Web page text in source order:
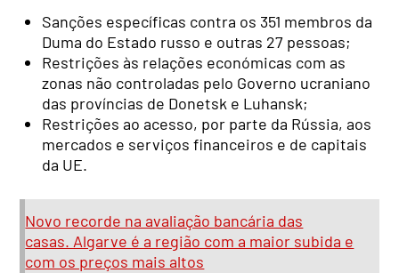
Sanções específicas contra os 351 membros da
Duma do Estado russo e outras 27 pessoas;
Restrições às relações económicas com as
zonas não controladas pelo Governo ucraniano
das províncias de Donetsk e Luhansk;
Restrições ao acesso, por parte da Rússia, aos
mercados e serviços financeiros e de capitais
da UE.
Novo recorde na avaliação bancária das
casas. Algarve é a região com a maior subida e
com os preços mais altos